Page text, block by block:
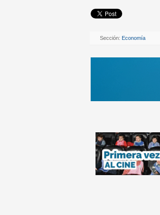
Sección: Economía